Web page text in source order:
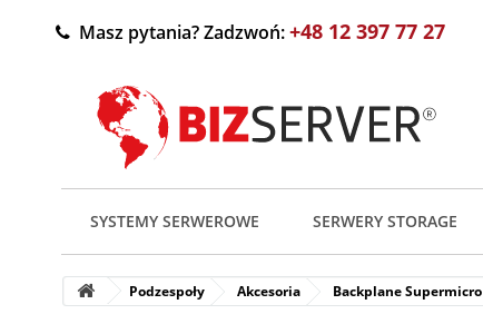
Masz pytania? Zadzwoń:+48 12 397 77 27
SYSTEMY SERWEROWE SERWERY STORAGE
Podzespoły Akcesoria Backplane Supermicro